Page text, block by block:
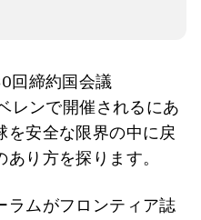
回締約国会議
レンで開催されるにあ
を安全な限界の中に戻
り方を探ります。
ラムがフロンティア誌